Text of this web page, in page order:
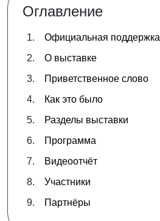
Оглавление
Официальная поддержка
О выставке
Приветственное слово
Как это было
Разделы выставки
Программа
Видеоотчёт
Участники
Партнёры